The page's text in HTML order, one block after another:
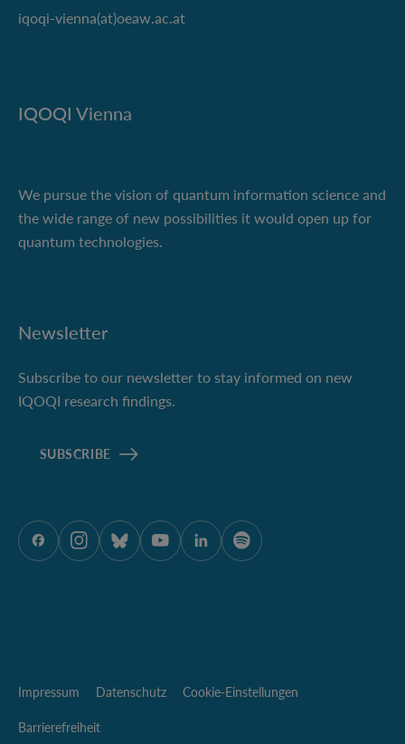
iqoqi-vienna(at)oeaw.ac.at
IQOQI Vienna
We pursue the vision of quantum information science and
the wide range of new possibilities it would open up for
quantum technologies.
Newsletter
Subscribe to our newsletter to stay informed on new
IQOQI research findings.
SUBSCRIBE
ÖAW auf Facebook
ÖAW auf Instagram
ÖAW auf Bluesky
ÖAW auf Youtube
ÖAW auf LinkedIn
ÖAW auf Spotify
Impressum Datenschutz Cookie-Einstellungen
Barrierefreiheit